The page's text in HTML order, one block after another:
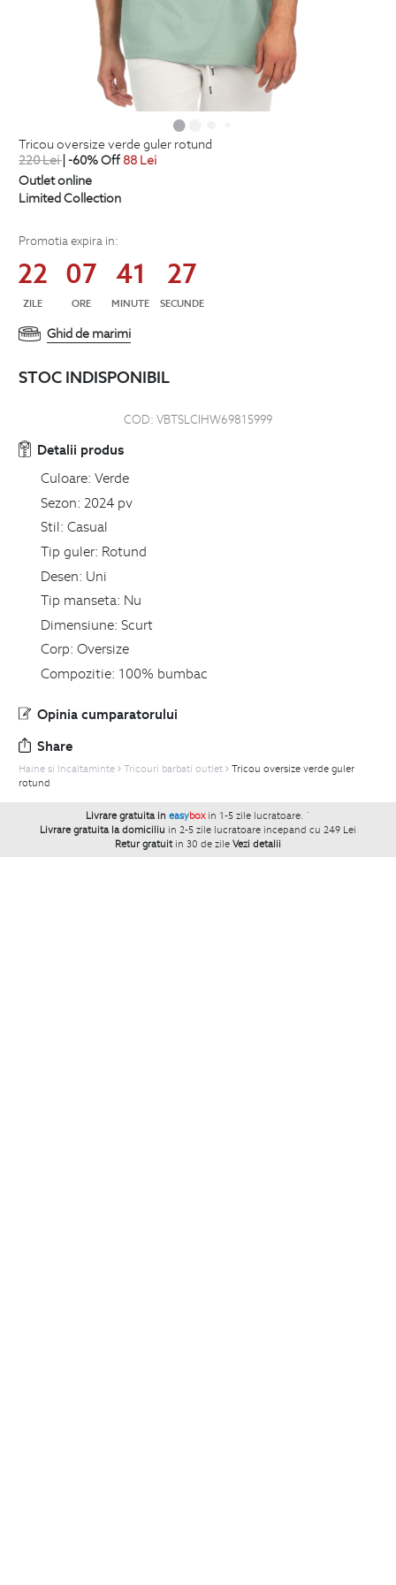
tricou oversize verde guler rotund
220Lei| -60% Off 88 Lei
Outlet online
Limited Collection
Promotia expira in:
22
ZILE
07
ORE
41
MINUTE
26
SECUNDE
Ghid de marimi
STOC INDISPONIBIL
COD: VBTSLCIHW69815999
Detalii produs
Culoare: Verde
Sezon: 2024 pv
Stil: Casual
Tip guler: Rotund
Desen: Uni
Tip manseta: Nu
Dimensiune: Scurt
Corp: Oversize
Compozitie: 100% bumbac
Opinia cumparatorului
Share
Haine si Incaltaminte Tricouri barbati outlet
Tricou oversize verde guler
rotund
Livrare gratuita in easybox in 1-5 zile lucratoare. `
Livrare gratuita la domiciliu in 2-5 zile lucratoare incepand cu 249 Lei
Retur gratuit in 30 de zile Vezi detalii